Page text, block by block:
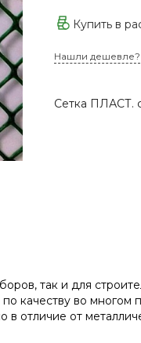
Купить в
Нашли дешевле?
Сетка ПЛАСТ.
так и для
качеству во
отличие от